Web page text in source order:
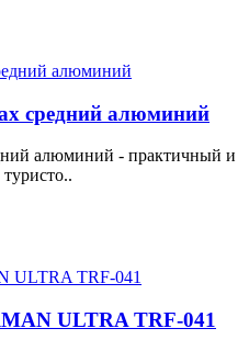
средний алюминий
алюминий - практичный и
ULTRA TRF-041